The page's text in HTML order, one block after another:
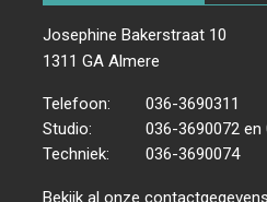
Josephine Bakerstraat 10
1311 GA Almere
Telefoon:
036-3690311
Studio:
036-3690072 en
Techniek:
036-3690074
Bekijk al onzecontactgegevens